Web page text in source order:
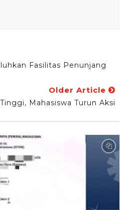
Fasilitas Penunjang
Older Article
Mahasiswa Turun Aksi